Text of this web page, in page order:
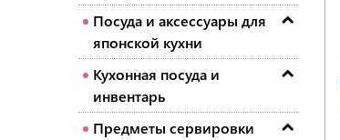
Посуда и аксессуары для
японской кухни
Кухонная посуда и
инвентарь
Предметы сервировки